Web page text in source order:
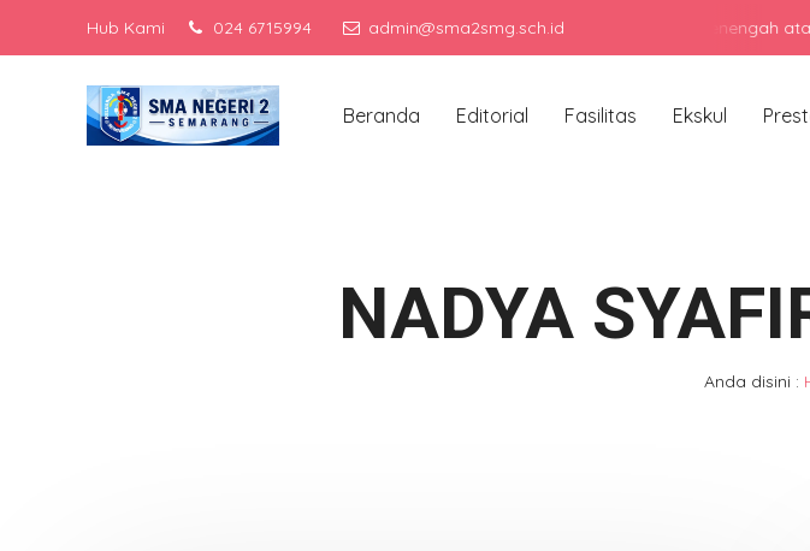
Hub Kami 024 6715994 admin@sma2smg.sch.idMenjadi sekolah menengah atas
Beranda Editorial Fasilitas Ekskul
NADYA
Anda disini :